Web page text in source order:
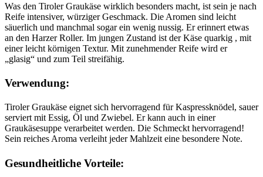
Was den Tiroler Graukäse wirklich besonders macht, ist sein je nach
Reife intensiver, würziger Geschmack. Die Aromen sind leicht
säuerlich und manchmal sogar ein wenig nussig. Er erinnert etwas
an den Harzer Roller. Im jungen Zustand ist der Käse quarkig , mit
einer leicht körnigen Textur. Mit zunehmender Reife wird er
„glasig“ und zum Teil streifähig.
Verwendung:
Tiroler Graukäse eignet sich hervorragend für Kaspressknödel, sauer
serviert mit Essig, Öl und Zwiebel. Er kann auch in einer
Graukäsesuppe verarbeitet werden. Die Schmeckt hervorragend!
Sein reiches Aroma verleiht jeder Mahlzeit eine besondere Note.
Gesundheitliche Vorteile: